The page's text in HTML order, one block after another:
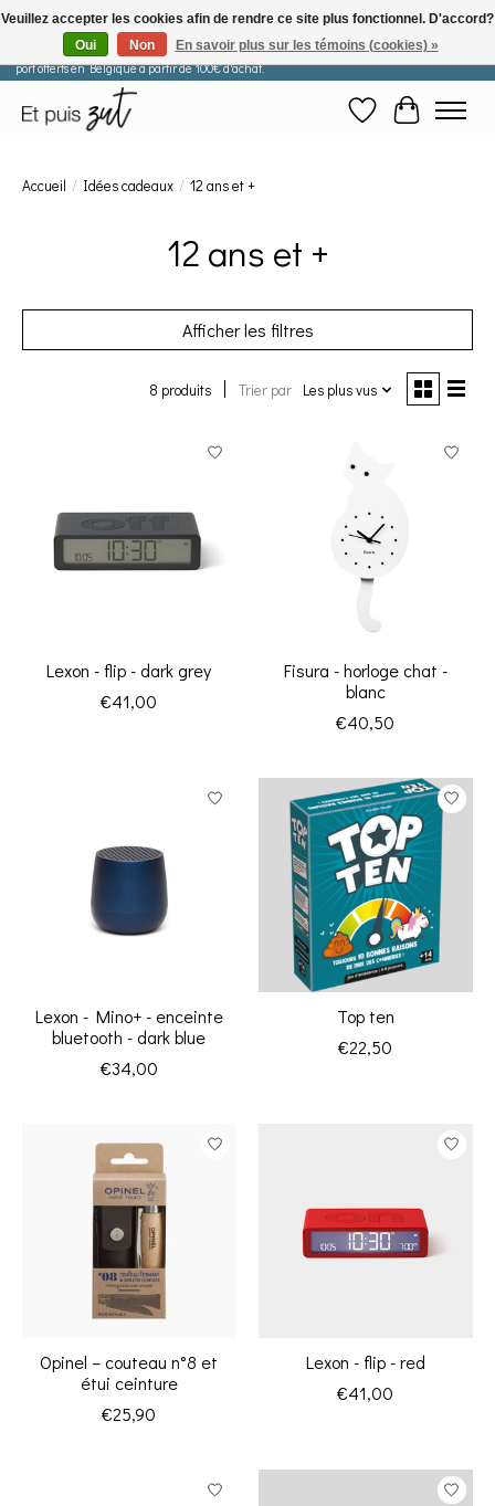
Les commandes passées après le 29 juillet seront expédiées à partir du 11 août. Frais de
port offerts en Belgique à partir de 100€ d'achat.
Liste de souhaits
Panier
Accueil / Idées cadeaux / 12 ans et +
12 ans et +
Afficher les filtres
8 produits Trier par Les plus vus
Lexon - flip - dark grey
€41,00
Fisura - horloge chat -
blanc
€40,50
Lexon - Mino+ - enceinte
bluetooth - dark blue
€34,00
Top ten
€22,50
Opinel – couteau n°8 et
étui ceinture
€25,90
Lexon - flip - red
€41,00
Veuillez accepter les cookies afin de rendre ce site plus fonctionnel. D'accord?
Oui
Non En savoir plus sur les témoins (cookies) »